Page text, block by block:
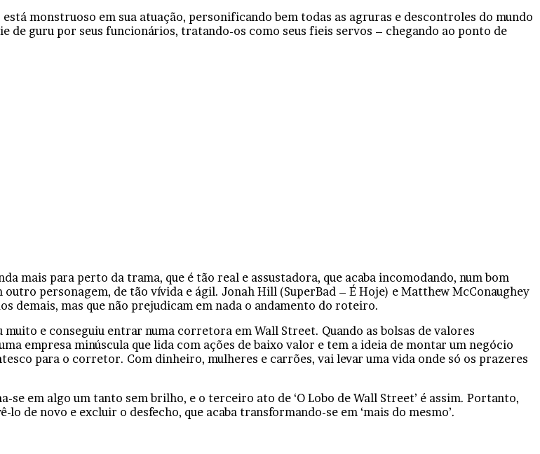
monstruoso em sua atuação, personificando bem todas as agruras e descontroles do mundo
de guru por seus funcionários, tratando-os como seus fieis servos – chegando ao ponto de
mais para perto da trama, que é tão real e assustadora, que acaba incomodando, num bom
personagem, de tão vívida e ágil. Jonah Hill (SuperBad – É Hoje) e Matthew McConaughey
demais, mas que não prejudicam em nada o andamento do roteiro.
e conseguiu entrar numa corretora em Wall Street. Quando as bolsas de valores
empresa minúscula que lida com ações de baixo valor e tem a ideia de montar um negócio
para o corretor. Com dinheiro, mulheres e carrões, vai levar uma vida onde só os prazeres
se em algo um tanto sem brilho, e o terceiro ato de ‘O Lobo de Wall Street’ é assim. Portanto,
de novo e excluir o desfecho, que acaba transformando-se em ‘mais do mesmo’.